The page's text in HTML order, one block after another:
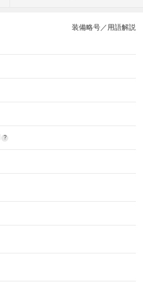
装備略号／用語解説
?